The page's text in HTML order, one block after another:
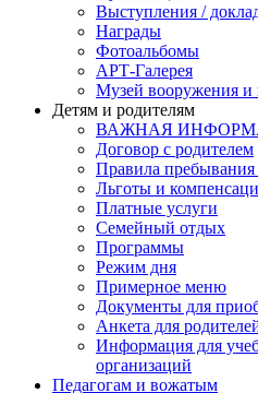
Выступления /
Награды
Фотоальбомы
АРТ-Галерея
Музей вооружения и
Детям и родителям
ВАЖНАЯ
Договор с родителем
Правила
Льготы и
Платные услуги
Семейный отдых
Программы
Режим дня
Примерное меню
Документы для
Анкета для
Информация для
организаций
Педагогам и вожатым